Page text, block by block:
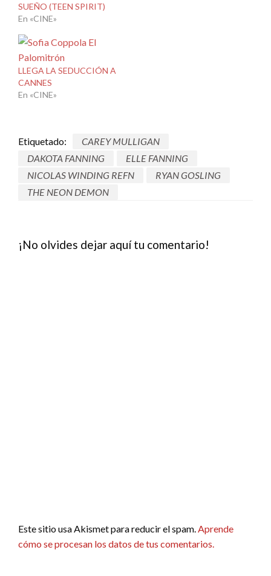
SUEÑO (TEEN SPIRIT)
En «CINE»
LLEGA LA SEDUCCIÓN A
CANNES
En «CINE»
Etiquetado:
CAREY MULLIGAN
DAKOTA FANNING
ELLE FANNING
NICOLAS WINDING REFN
RYAN GOSLING
THE NEON DEMON
¡No olvides dejar aquí tu comentario!
Este sitio usa Akismet para reducir el spam. Aprende
cómo se procesan los datos de tus comentarios.